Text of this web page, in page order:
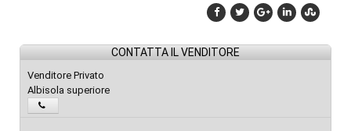
CONTATTA IL VENDITORE
Venditore Privato
Albisola superiore